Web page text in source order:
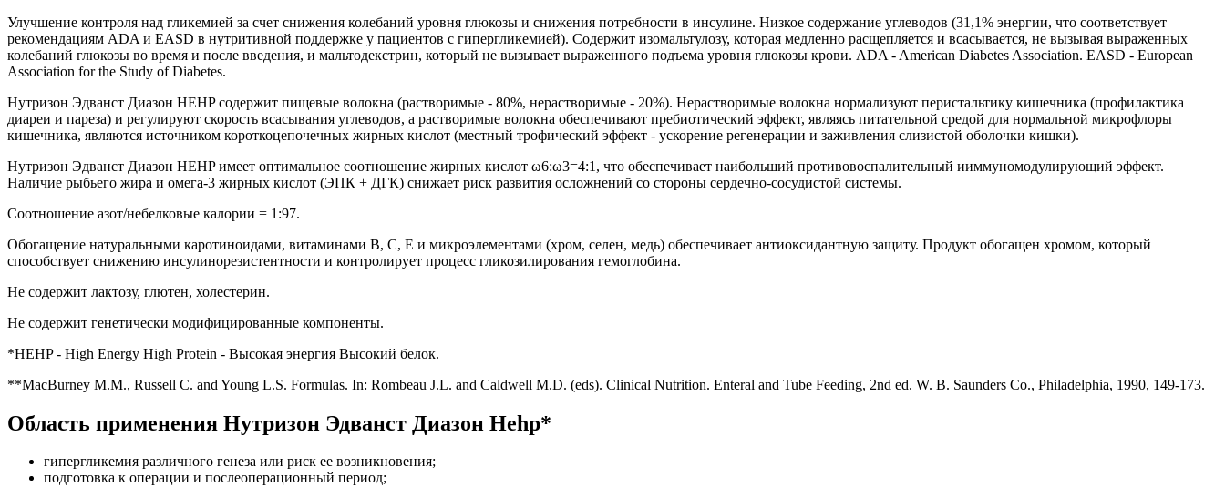
Улучшение контроля над гликемией за счет снижения колебаний уровня глюкозы и снижения потребности в инсулине. Низкое содержание углеводов (31,1% энергии, что соответствует
рекомендациям ADA и EASD в нутритивной поддержке у пациентов с гипергликемией). Содержит изомальтулозу, которая медленно расщепляется и всасывается, не вызывая выраженных
колебаний глюкозы во время и после введения, и мальтодекстрин, который не вызывает выраженного подъема уровня глюкозы крови. ADA - American Diabetes Association. EASD - European
Association for the Study of Diabetes.
Нутризон Эдванст Диазон HEHP содержит пищевые волокна (растворимые - 80%, нерастворимые - 20%). Нерастворимые волокна нормализуют перистальтику кишечника (профилактика
диареи и пареза) и регулируют скорость всасывания углеводов, а растворимые волокна обеспечивают пребиотический эффект, являясь питательной средой для нормальной микрофлоры
кишечника, являются источником короткоцепочечных жирных кислот (местный трофический эффект - ускорение регенерации и заживления слизистой оболочки кишки).
Нутризон Эдванст Диазон HEHP имеет оптимальное соотношение жирных кислот ω6:ω3=4:1, что обеспечивает наибольший противовоспалительный ииммуномодулирующий эффект.
Наличие рыбьего жира и омега-3 жирных кислот (ЭПК + ДГК) снижает риск развития осложнений со стороны сердечно-сосудистой системы.
Соотношение азот/небелковые калории = 1:97.
Обогащение натуральными каротиноидами, витаминами В, С, Е и микроэлементами (хром, селен, медь) обеспечивает антиоксидантную защиту. Продукт обогащен хромом, который
способствует снижению инсулинорезистентности и контролирует процесс гликозилирования гемоглобина.
Не содержит лактозу, глютен, холестерин.
Не содержит генетически модифицированные компоненты.
*HEHP - High Energy High Protein - Высокая энергия Высокий белок.
**MacBurney M.M., Russell C. and Young L.S. Formulas. In: Rombeau J.L. and Caldwell M.D. (eds). Clinical Nutrition. Enteral and Tube Feeding, 2nd ed. W. B. Saunders Co., Philadelphia, 1990, 149-173.
Область применения Нутризон Эдванст Диазон Hehp*
гипергликемия различного генеза или риск ее возникновения;
подготовка к операции и послеоперационный период;